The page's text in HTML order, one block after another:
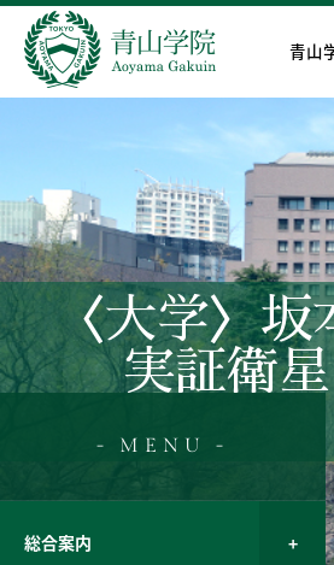
青山
〈大学〉
実証衛
- MENU -
総合案内